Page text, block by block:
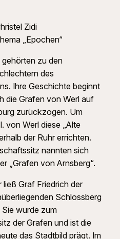
Zidi
„Epochen“
zu den
des
Ihre Geschichte beginnt
die Grafen von Werl auf
zurückzogen. Um
von Werl diese „Alte
der Ruhr errichten.
nannten sich
„Grafen von Arnsberg“.
ließ Graf Friedrich der
Schlossberg
wurde zum
der Grafen und ist die
das Stadtbild prägt. Im